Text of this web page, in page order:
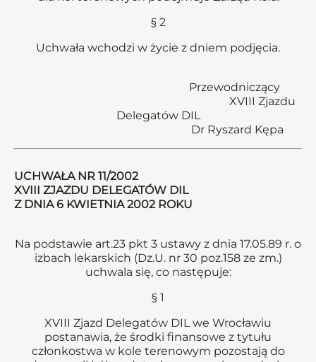
§ 2
Uchwała wchodzi w życie z dniem podjęcia.
Przewodniczący
XVIII Zjazdu
Delegatów DIL
Dr Ryszard Kępa
UCHWAŁA NR 11/2002
XVIII ZJAZDU DELEGATÓW DIL
Z DNIA 6 KWIETNIA 2002 ROKU
Na podstawie art.23 pkt 3 ustawy z dnia 17.05.89 r. o
izbach lekarskich (Dz.U. nr 30 poz.158 ze zm.)
uchwala się, co następuje:
§ 1
XVIII Zjazd Delegatów DIL we Wrocławiu
postanawia, że środki finansowe z tytułu
członkostwa w kole terenowym pozostają do